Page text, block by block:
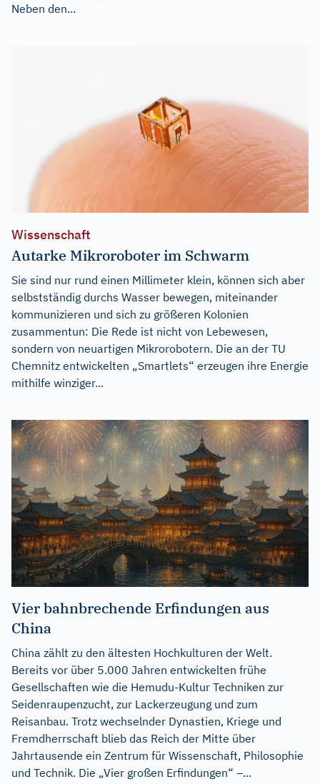
Neben den...
Wissenschaft
Autarke Mikroroboter im Schwarm
Sie sind nur rund einen Millimeter klein, können sich aber
selbstständig durchs Wasser bewegen, miteinander
kommunizieren und sich zu größeren Kolonien
zusammentun: Die Rede ist nicht von Lebewesen,
sondern von neuartigen Mikrorobotern. Die an der TU
Chemnitz entwickelten „Smartlets“ erzeugen ihre Energie
mithilfe winziger...
Vier bahnbrechende Erfindungen aus
China
China zählt zu den ältesten Hochkulturen der Welt.
Bereits vor über 5.000 Jahren entwickelten frühe
Gesellschaften wie die Hemudu-Kultur Techniken zur
Seidenraupenzucht, zur Lackerzeugung und zum
Reisanbau. Trotz wechselnder Dynastien, Kriege und
Fremdherrschaft blieb das Reich der Mitte über
Jahrtausende ein Zentrum für Wissenschaft, Philosophie
und Technik. Die „Vier großen Erfindungen“ –...